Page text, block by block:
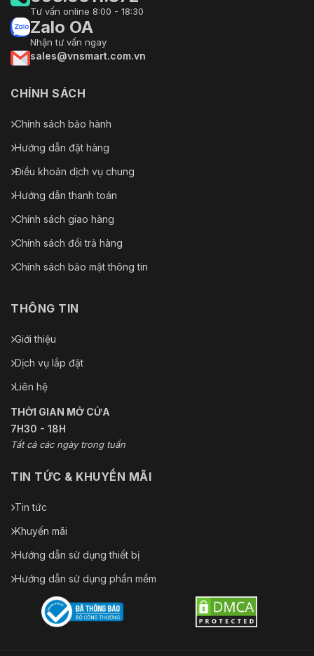
Tư vấn online 8:00 - 18:30
Zalo OA
Nhận tư vấn ngay
sales@vnsmart.com.vn
CHÍNH SÁCH
Chính sách bảo hành
Hướng dẫn đặt hàng
Điều khoản dịch vụ chung
Hướng dẫn thanh toán
Chính sách giao hàng
Chính sách đổi trả hàng
Chính sách bảo mật thông tin
THÔNG TIN
Giới thiệu
Dịch vụ lắp đặt
Liên hệ
THỜI GIAN MỞ CỬA
7H30 - 18H
Tất cả các ngày trong tuần
TIN TỨC & KHUYẾN MÃI
Tin tức
Khuyến mãi
Hướng dẫn sử dụng thiết bị
Hướng dẫn sử dụng phần mềm